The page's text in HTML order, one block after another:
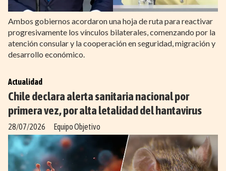
Ambos gobiernos acordaron una hoja de ruta para reactivar
progresivamente los vínculos bilaterales, comenzando por la
atención consular y la cooperación en seguridad, migración y
desarrollo económico.
Chile declara alerta sanitaria nacional por
primera vez, por alta letalidad del hantavirus
Equipo Objetivo
Actualidad
28/07/2026